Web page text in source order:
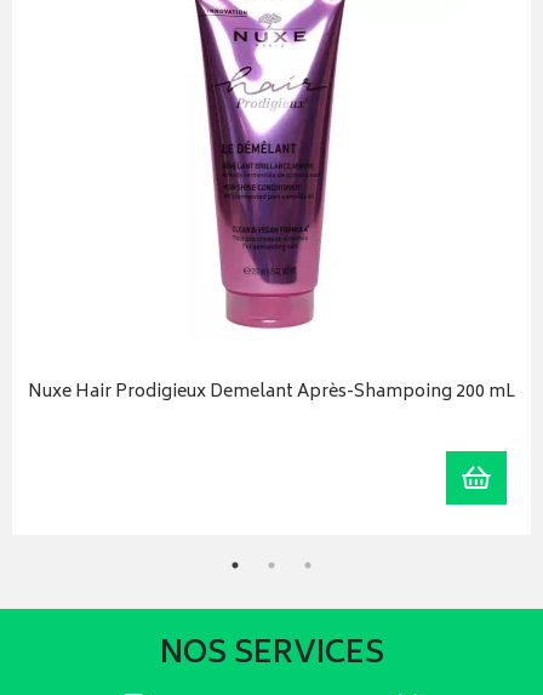
Nuxe Hair Prodigieux Demelant Après-Shampoing 200 mL
NOS SERVICES